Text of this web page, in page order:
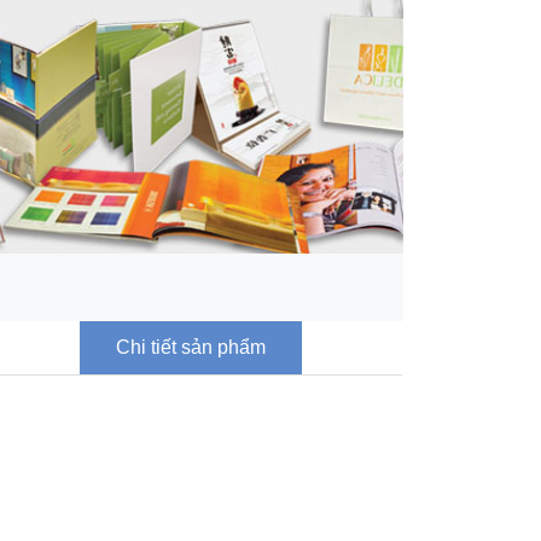
Chi tiết sản phẩm